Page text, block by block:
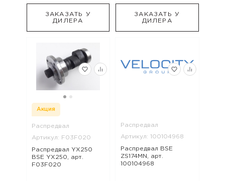
ЗАКАЗАТЬ У
ДИЛЕРА
ЗАКАЗАТЬ У
ДИЛЕРА
Акция
Распредвал
Артикул: F03F020
Распредвал YX250
BSE YX250, арт.
F03F020
Распредвал
Артикул: 100104968
Распредвал BSE
ZS174MN, арт.
100104968